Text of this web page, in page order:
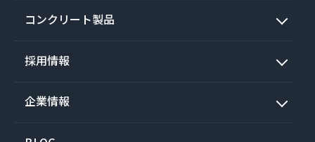
コンクリート製品
採用情報
企業情報